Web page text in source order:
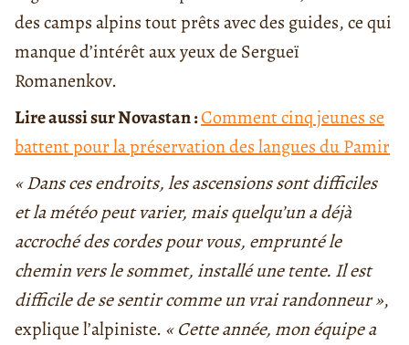
des camps alpins tout prêts avec des guides, ce qui
manque d’intérêt aux yeux de Sergueï
Romanenkov.
Lire aussi sur Novastan :Comment cinq jeunes se
battent pour la préservation des langues du Pamir
« Dans ces endroits, les ascensions sont difficiles
et la météo peut varier, mais quelqu’un a déjà
accroché des cordes pour vous, emprunté le
chemin vers le sommet, installé une tente. Il est
difficile de se sentir comme un vrai randonneur »,
explique l’alpiniste. « Cette année, mon équipe a